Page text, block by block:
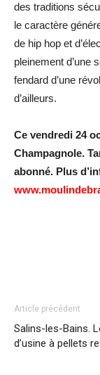
des traditions
le caractère
de hip hop et
pleinement d’une
fendard d’une
d’ailleurs.
Ce vendredi 24
Champagnole.
abonné. Plus
Article précédent
Salins-les-Bains.
d’usine à pellets